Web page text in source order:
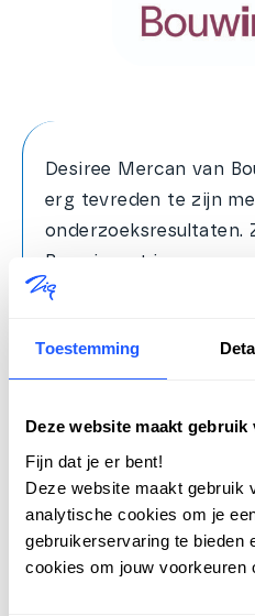
Toestemming
Deze website maakt gebruik
Fijn dat je er bent!
Deze website maakt gebruik
analytische cookies om je
gebruikerservaring te bieden
cookies om jouw voorkeuren
Desiree Mercan van
erg tevreden te zijn
onderzoeksresultaten.
Bouwinvest in voor
heeft naar aanleiding
concrete stappen
huurdersportaal verder
de behoeften van onze
Desiree Mercan van
benadrukt de